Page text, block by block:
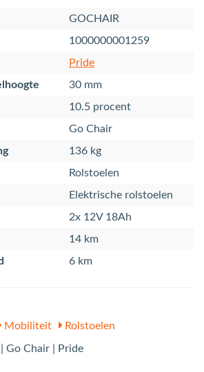
GOCHAIR
1000000001259
Pride
30 mm
10.5 procent
Go Chair
136 kg
Rolstoelen
Elektrische rolstoelen
2x 12V 18Ah
14 km
6 km
Mobiliteit Rolstoelen
Go Chair | Pride